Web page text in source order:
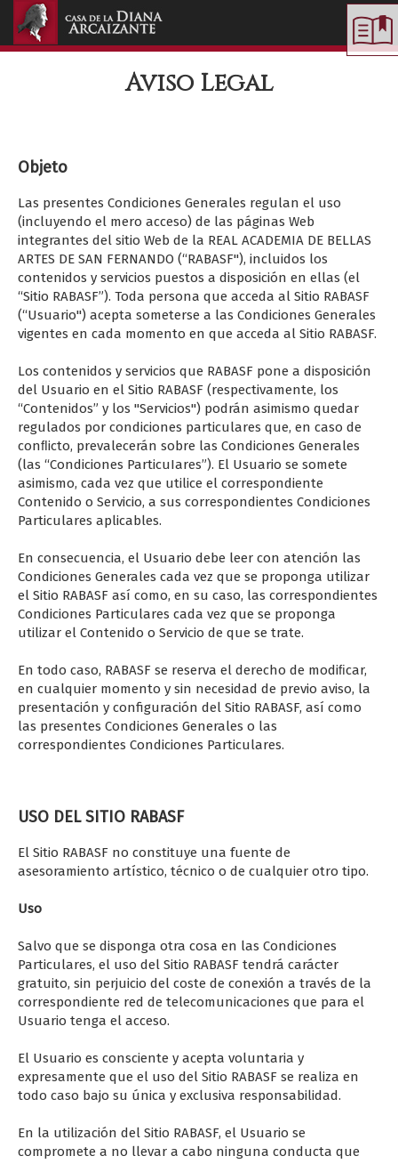
Aviso Legal
Objeto
Las presentes Condiciones Generales regulan el uso
(incluyendo el mero acceso) de las páginas Web
integrantes del sitio Web de la REAL ACADEMIA DE BELLAS
ARTES DE SAN FERNANDO (“RABASF"), incluidos los
contenidos y servicios puestos a disposición en ellas (el
“Sitio RABASF”). Toda persona que acceda al Sitio RABASF
(“Usuario") acepta someterse a las Condiciones Generales
vigentes en cada momento en que acceda al Sitio RABASF.
Los contenidos y servicios que RABASF pone a disposición
del Usuario en el Sitio RABASF (respectivamente, los
“Contenidos” y los "Servicios") podrán asimismo quedar
regulados por condiciones particulares que, en caso de
conﬂicto, prevalecerán sobre las Condiciones Generales
(las “Condiciones ParticuIares”). El Usuario se somete
asimismo, cada vez que utilice el correspondiente
Contenido o Servicio, a sus correspondientes Condiciones
Particulares aplicables.
En consecuencia, el Usuario debe leer con atención las
Condiciones Generales cada vez que se proponga utilizar
el Sitio RABASF así como, en su caso, las correspondientes
Condiciones Particulares cada vez que se proponga
utilizar el Contenido o Servicio de que se trate.
En todo caso, RABASF se reserva el derecho de modiﬁcar,
en cualquier momento y sin necesidad de previo aviso, la
presentación y configuración del Sitio RABASF, así como
las presentes Condiciones Generales o las
correspondientes Condiciones Particulares.
USO DEL SITIO RABASF
El Sitio RABASF no constituye una fuente de
asesoramiento artístico, técnico o de cualquier otro tipo.
Uso
Salvo que se disponga otra cosa en las Condiciones
Particulares, el uso del Sitio RABASF tendrá carácter
gratuito, sin perjuicio del coste de conexión a través de la
correspondiente red de telecomunicaciones que para el
Usuario tenga el acceso.
El Usuario es consciente y acepta voluntaria y
expresamente que el uso del Sitio RABASF se realiza en
todo caso bajo su única y exclusiva responsabilidad.
En la utilización del Sitio RABASF, el Usuario se
compromete a no llevar a cabo ninguna conducta que